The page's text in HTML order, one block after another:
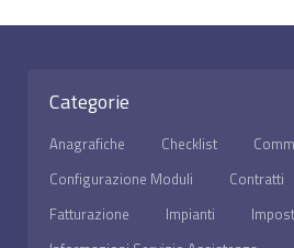
Categorie
Anagrafiche Checklist
Configurazione Moduli
Contratti
Fatturazione
Impianti